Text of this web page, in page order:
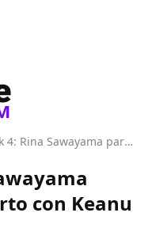
John Wick 4: Rina Sawayama parla del suo rapporto con Keanu Reeves sul set
con Keanu